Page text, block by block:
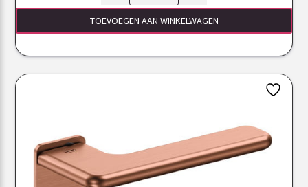
TOEVOEGEN AAN WINKELWAGEN